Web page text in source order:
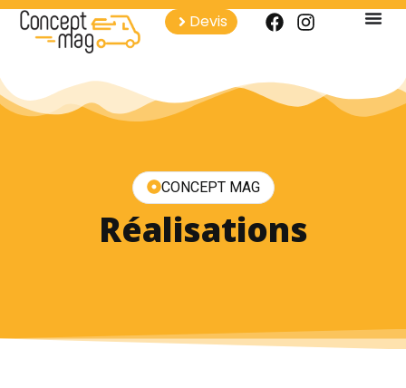
Devis
CONCEPT MAG
Réalisations